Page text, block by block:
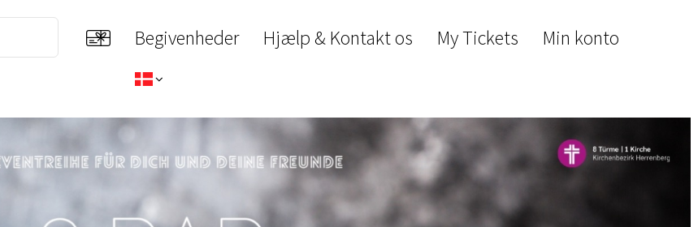
Begivenheder Hjælp & Kontakt os My Tickets Min konto